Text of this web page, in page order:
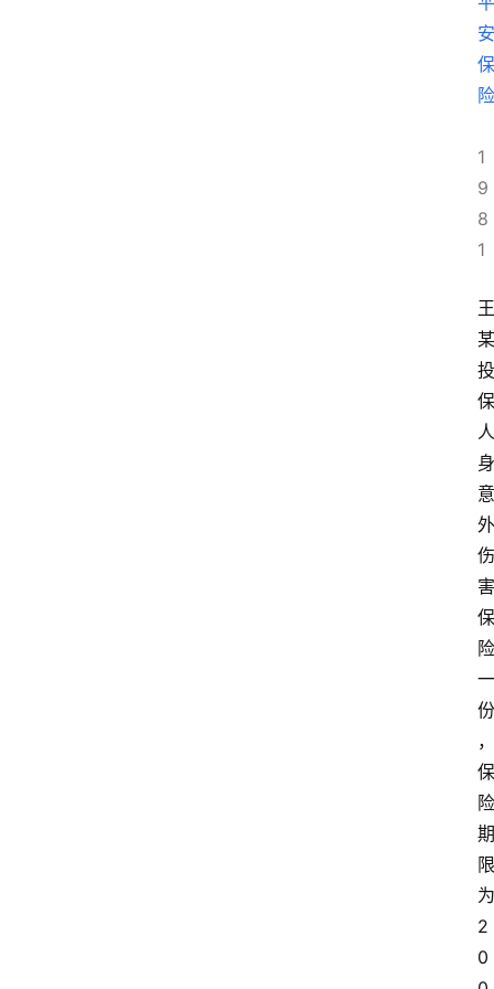
安
保
险
1
9
8
1
王
某
投
保
人
身
意
外
伤
害
保
险
一
份
，
保
险
期
限
为
2
0